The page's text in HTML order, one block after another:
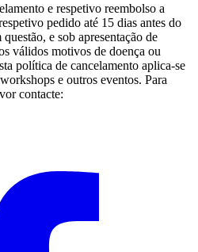
e respetivo reembolso a
pedido até 15 dias antes do
e sob apresentação de
válidos motivos de doença ou
política de cancelamento aplica-se
e outros eventos. Para
contacte: